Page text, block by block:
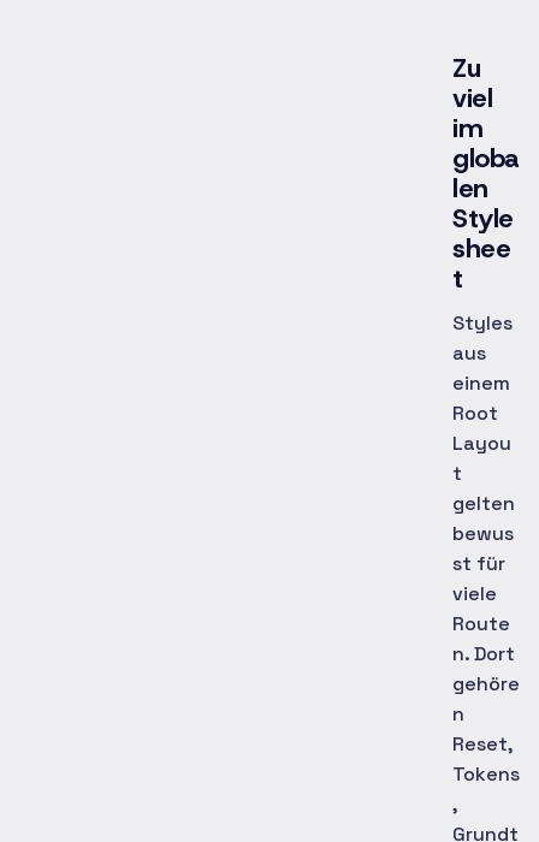
Zu
viel
im
globa
len
Style
shee
t
Styles
aus
einem
Root
Layou
t
gelten
bewus
st für
viele
Route
n. Dort
gehöre
n
Reset,
Tokens
,
Grundt